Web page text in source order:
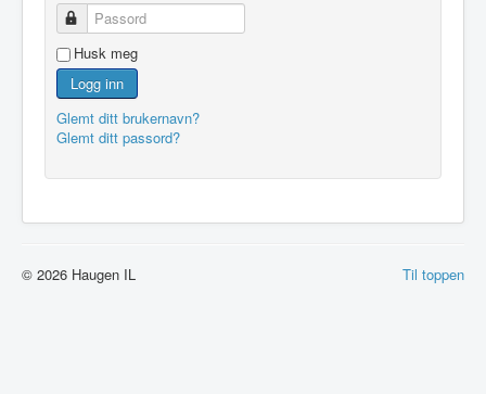
Passord
Husk meg
Logg inn
Glemt ditt brukernavn?
Glemt ditt passord?
Til toppen
© 2026 Haugen IL